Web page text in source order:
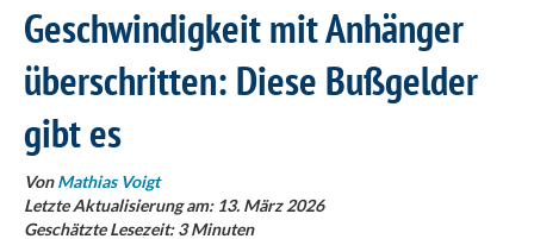
Geschwindigkeit mit Anhänger
überschritten: Diese Bußgelder
gibt es
VonMathias Voigt
Letzte Aktualisierung am: 13. März 2026
Geschätzte Lesezeit:3 Minuten